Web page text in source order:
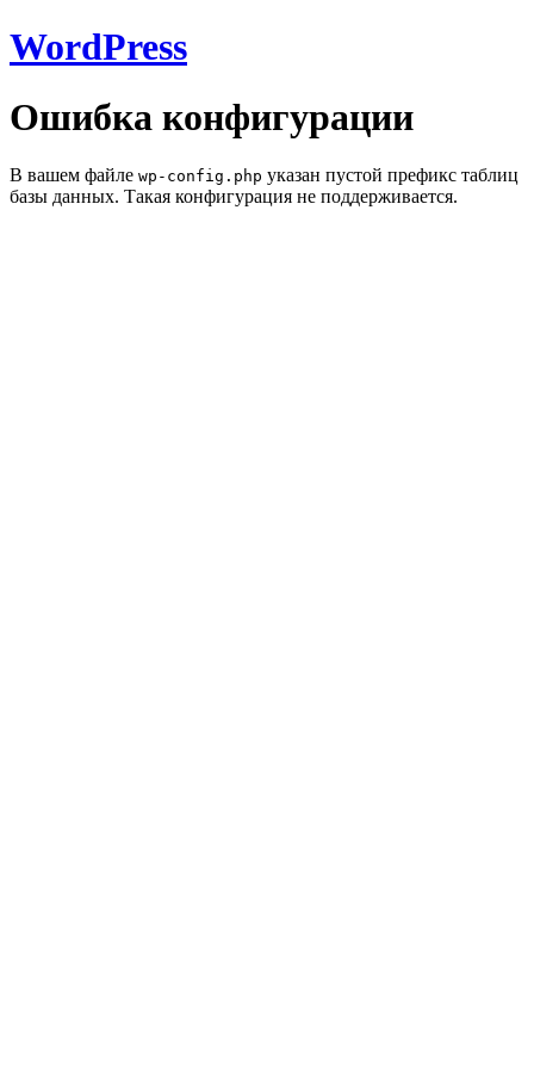
WordPress
Ошибка конфигурации
В вашем файле wp-config.php указан пустой префикс таблиц
базы данных. Такая конфигурация не поддерживается.